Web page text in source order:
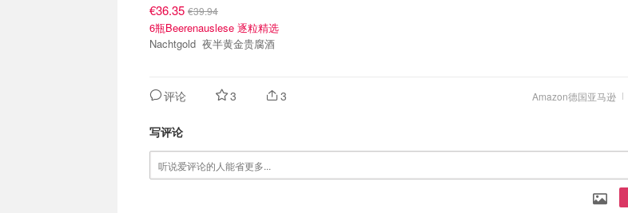
€36.35 €39.94
6瓶Beerenauslese 逐粒精选
Nachtgold 夜半黄金贵腐酒
Amazon德国亚马逊
评论 3 3
写评论